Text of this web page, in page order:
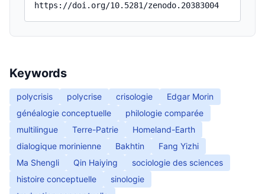
https://doi.org/10.5281/zenodo.20383004
Keywords
polycrisis polycrise crisologie
Edgar Morin
généalogie conceptuelle
philologie comparée
multilingue
Terre-Patrie
Homeland-Earth
dialogique morinienne
Bakhtin
Fang Yizhi
Ma Shengli
Qin Haiying
sociologie des sciences
histoire conceptuelle
sinologie